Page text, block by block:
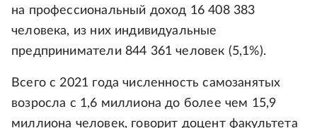
на профессиональный доход 16 408 383
человека, из них индивидуальные
предприниматели 844 361 человек (5,1%).
Всего с 2021 года численность самозанятых
возросла с 1,6 миллиона до более чем 15,9
миллиона человек, говорит доцент факультета